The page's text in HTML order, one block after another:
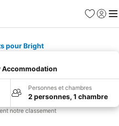
Favoris
Se
pour Bright
Personnes et chambres
2 personnes, 1 chambre
notre classement